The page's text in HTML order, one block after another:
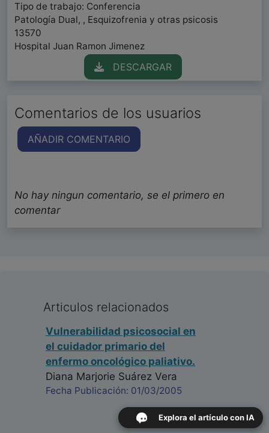
Tipo de trabajo: Conferencia
Patología Dual, , Esquizofrenia y otras psicosis
13570
Hospital Juan Ramon Jimenez
DESCARGAR
Comentarios de los usuarios
AÑADIR COMENTARIO
No hay ningun comentario, se el primero en
comentar
Articulos relacionados
Vulnerabilidad psicosocial en
el cuidador primario del
enfermo oncológico paliativo.
Diana Marjorie Suárez Vera
Fecha Publicación: 01/03/2005
Explora el artículo con IA